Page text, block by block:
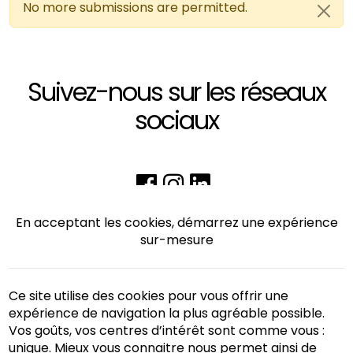
Message d'avertissement
No more submissions are permitted.
Suivez-nous sur les réseaux
sociaux
En acceptant les cookies, démarrez une expérience
sur-mesure
Ce site utilise des cookies pour vous offrir une
expérience de navigation la plus agréable possible.
Vos goûts, vos centres d’intérêt sont comme vous :
unique. Mieux vous connaitre nous permet ainsi de